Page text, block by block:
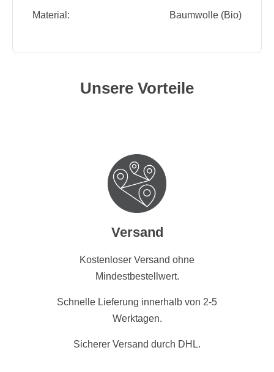
Material: Baumwolle (Bio)
Unsere Vorteile
Versand
Kostenloser Versand ohne
Mindestbestellwert.
Schnelle Lieferung innerhalb von 2-5
Werktagen.
Sicherer Versand durch DHL.